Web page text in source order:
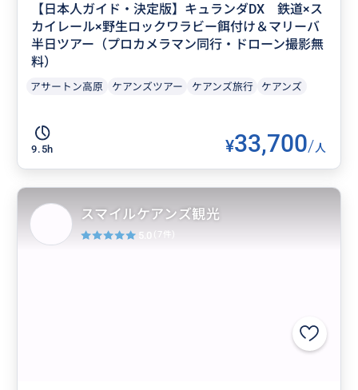
【日本人ガイド・決定版】キュランダDX 鉄道×ス
カイレール×野生ロックワラビー餌付け＆マリーバ
半日ツアー（プロカメラマン同行・ドローン撮影無
料）
アサートン高原 ケアンズツアー ケアンズ旅行 ケアンズ
9.5h ¥33,700/人
スマイルケアンズ観光
5.0 (7件)